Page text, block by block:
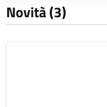
Novità (3)